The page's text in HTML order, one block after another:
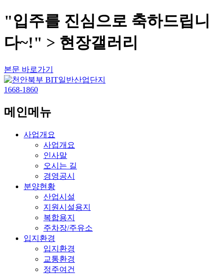
"입주를 진심으로 축하드립니
다~!" > 현장갤러리
본문 바로가기
1668-1860
메인메뉴
사업개요
사업개요
인사말
오시는 길
경영공시
분양현황
산업시설
지원시설용지
복합용지
주차장/주유소
입지환경
입지환경
교통환경
정주여건